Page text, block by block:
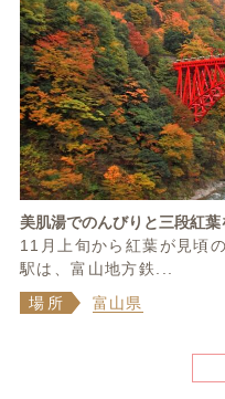
美肌湯でのんびりと三段紅
11月上旬から紅葉が見頃
駅は、富山地方鉄...
場所
富山県